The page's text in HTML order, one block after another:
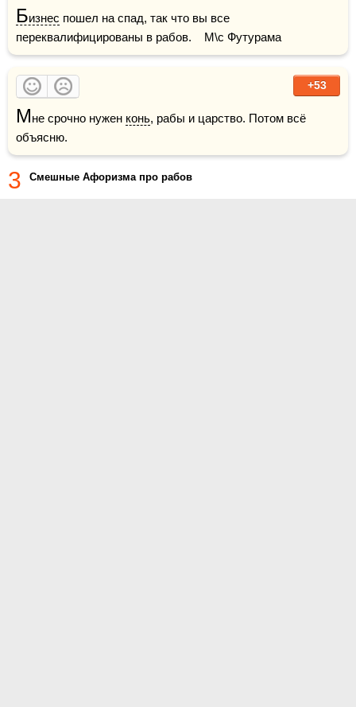
Бизнес пошел на спад, так что вы все
переквалифицированы в рабов.    М\с Футурама
+53
Мне срочно нужен конь, рабы и царство. Потом всё
объясню.
3 Смешные Афоризма про рабов